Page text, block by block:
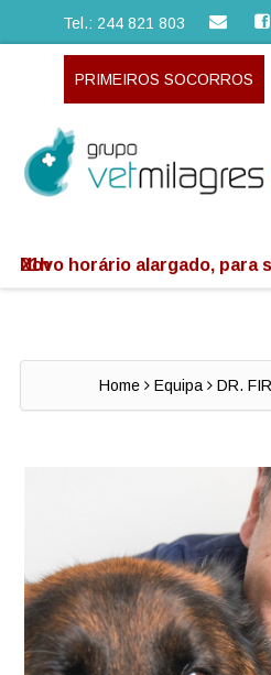
Tel.: 244 821 803
PRIMEIROS SOCORROS
Novo horário alargado, para sua segurança: 9h às 21h
Home Equipa DR.